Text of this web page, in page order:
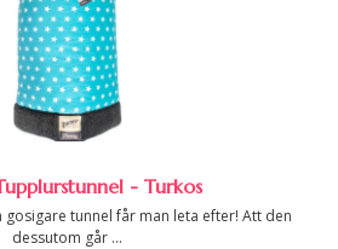
- Turkos
gosigare tunnel får man leta efter! Att den
dessutom går ...